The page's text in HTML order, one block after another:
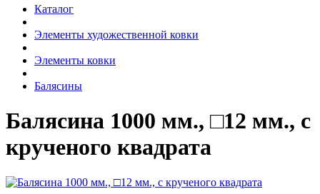
Каталог
Элементы художественной ковки
Элементы ковки
Балясины
Балясина 1000 мм., □12 мм., с
крученого квадрата